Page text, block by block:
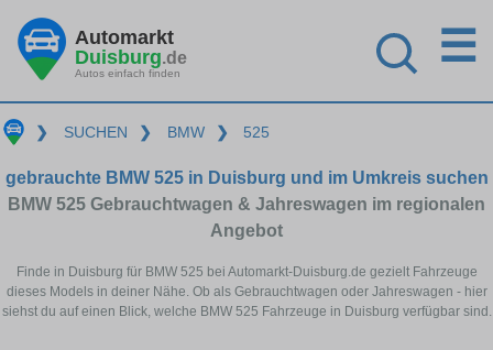
Automarkt
Duisburg.de
Autos einfach finden
☰
❯ SUCHEN ❯ BMW ❯ 525
gebrauchte BMW 525 in Duisburg und im Umkreis suchen
BMW 525 Gebrauchtwagen & Jahreswagen im regionalen
Angebot
Finde in Duisburg für BMW 525 bei Automarkt-Duisburg.de gezielt Fahrzeuge
dieses Models in deiner Nähe. Ob als Gebrauchtwagen oder Jahreswagen - hier
siehst du auf einen Blick, welche BMW 525 Fahrzeuge in Duisburg verfügbar sind.